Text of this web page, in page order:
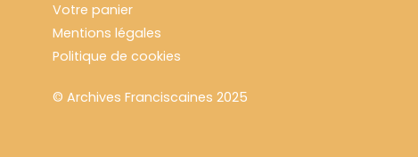
Votre panier
Mentions légales
Politique de cookies
© Archives Franciscaines 2025